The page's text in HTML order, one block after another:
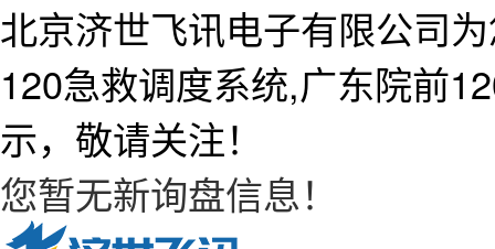
北京济世飞讯电子有限公司
120急救调度系统,广东院前
示，敬请关注！
您暂无新询盘信息！